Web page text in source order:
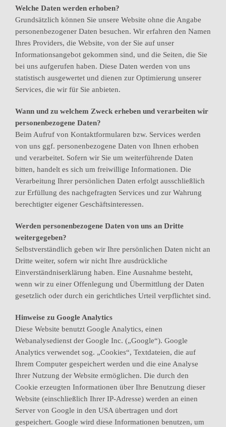
Welche Daten werden erhoben?
Grundsätzlich können Sie unsere Website ohne die Angabe
personenbezogener Daten besuchen. Wir erfahren den Namen
Ihres Providers, die Website, von der Sie auf unser
Informationsangebot gekommen sind, und die Seiten, die Sie
bei uns aufgerufen haben. Diese Daten werden von uns
statistisch ausgewertet und dienen zur Optimierung unserer
Services, die wir für Sie anbieten.
Wann und zu welchem Zweck erheben und verarbeiten wir
personenbezogene Daten?
Beim Aufruf von Kontaktformularen bzw. Services werden
von uns ggf. personenbezogene Daten von Ihnen erhoben
und verarbeitet. Sofern wir Sie um weiterführende Daten
bitten, handelt es sich um freiwillige Informationen. Die
Verarbeitung Ihrer persönlichen Daten erfolgt ausschließlich
zur Erfüllung des nachgefragten Services und zur Wahrung
berechtigter eigener Geschäftsinteressen.
Werden personenbezogene Daten von uns an Dritte
weitergegeben?
Selbstverständlich geben wir Ihre persönlichen Daten nicht an
Dritte weiter, sofern wir nicht Ihre ausdrückliche
Einverständniserklärung haben. Eine Ausnahme besteht,
wenn wir zu einer Offenlegung und Übermittlung der Daten
gesetzlich oder durch ein gerichtliches Urteil verpflichtet sind.
Hinweise zu Google Analytics
Diese Website benutzt Google Analytics, einen
Webanalysedienst der Google Inc. („Google“). Google
Analytics verwendet sog. „Cookies“, Textdateien, die auf
Ihrem Computer gespeichert werden und die eine Analyse
Ihrer Nutzung der Website ermöglichen. Die durch den
Cookie erzeugten Informationen über Ihre Benutzung dieser
Website (einschließlich Ihrer IP-Adresse) werden an einen
Server von Google in den USA übertragen und dort
gespeichert. Google wird diese Informationen benutzen, um